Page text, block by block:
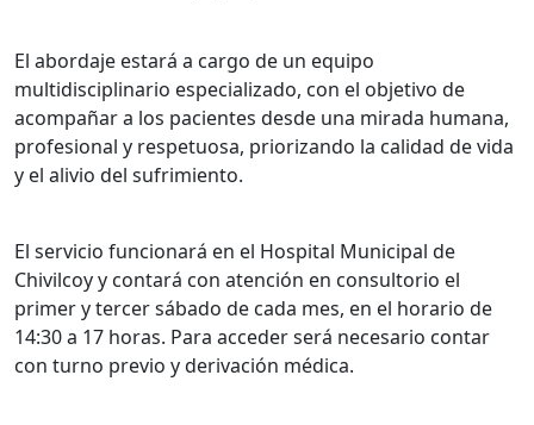
El abordaje estará a cargo de un equipo
multidisciplinario especializado, con el objetivo de
acompañar a los pacientes desde una mirada humana,
profesional y respetuosa, priorizando la calidad de vida
y el alivio del sufrimiento.
El servicio funcionará en el Hospital Municipal de
Chivilcoy y contará con atención en consultorio el
primer y tercer sábado de cada mes, en el horario de
14:30 a 17 horas. Para acceder será necesario contar
con turno previo y derivación médica.